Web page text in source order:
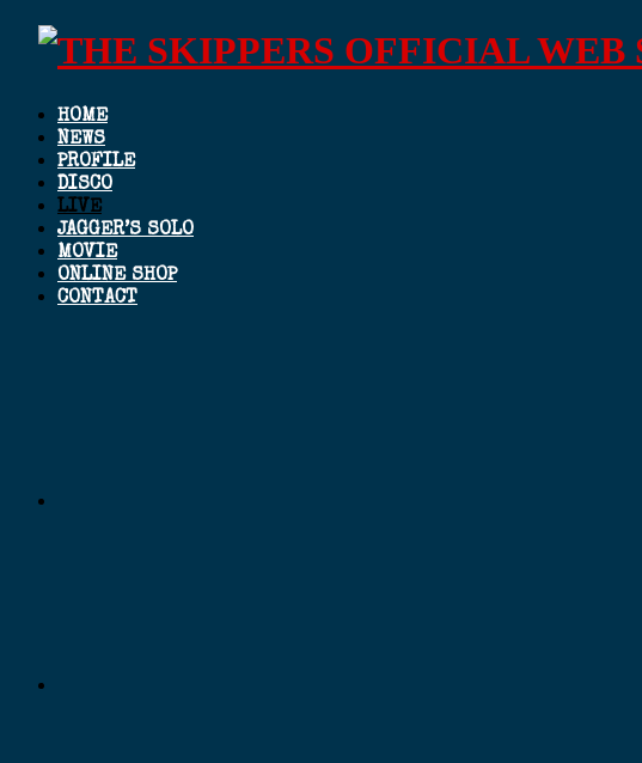
HOME
NEWS
PROFILE
DISCO
LIVE
JAGGER’S SOLO
MOVIE
ONLINE SHOP
CONTACT